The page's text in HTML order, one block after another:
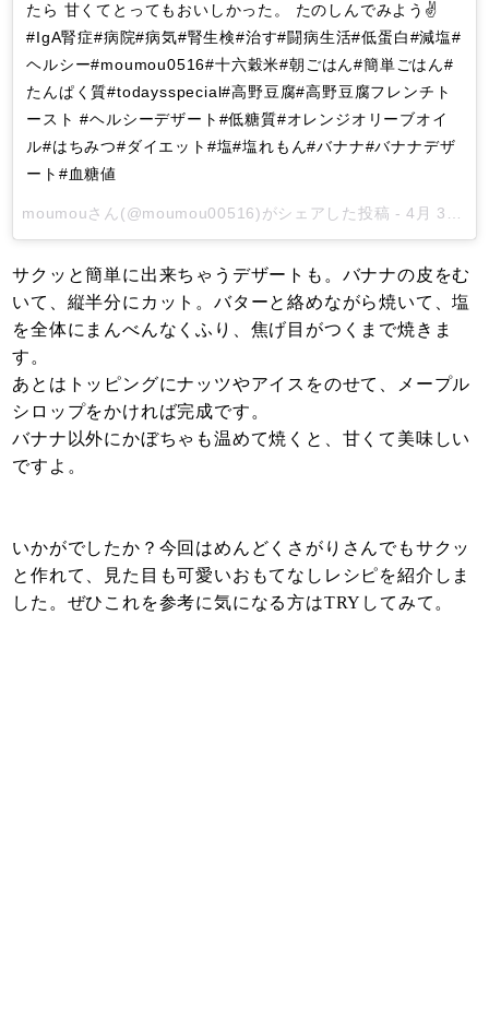
たら 甘くてとってもおいしかった。 たのしんでみよう✌️
#IgA腎症#病院#病気#腎生検#治す#闘病生活#低蛋白#減塩#
ヘルシー#moumou0516#十六穀米#朝ごはん#簡単ごはん#
たんぱく質#todaysspecial#高野豆腐#高野豆腐フレンチト
ースト #ヘルシーデザート#低糖質#オレンジオリーブオイ
ル#はちみつ#ダイエット#塩#塩れもん#バナナ#バナナデザ
ート#血糖値
moumouさん(@moumou00516)がシェアした投稿 -4月 3, 2017 at 11:27午後 PDT
サクッと簡単に出来ちゃうデザートも。バナナの皮をむ
いて、縦半分にカット。バターと絡めながら焼いて、塩
を全体にまんべんなくふり、焦げ目がつくまで焼きま
す。
あとはトッピングにナッツやアイスをのせて、メープル
シロップをかければ完成です。
バナナ以外にかぼちゃも温めて焼くと、甘くて美味しい
ですよ。
いかがでしたか？今回はめんどくさがりさんでもサクッ
と作れて、見た目も可愛いおもてなしレシピを紹介しま
した。ぜひこれを参考に気になる方はTRYしてみて。